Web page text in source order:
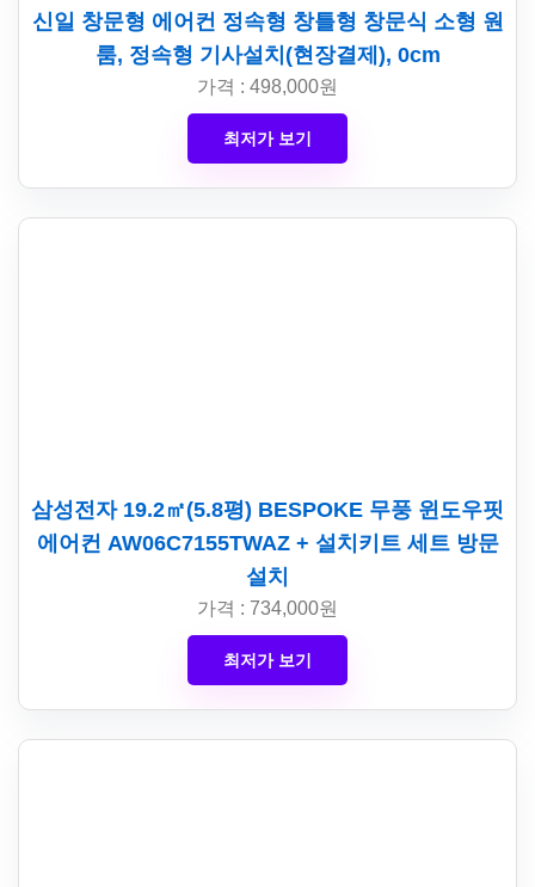
신일 창문형 에어컨 정속형 창틀형 창문식 소형 원
룸, 정속형 기사설치(현장결제), 0cm
가격 : 498,000원
최저가 보기
삼성전자 19.2㎡(5.8평) BESPOKE 무풍 윈도우핏
에어컨 AW06C7155TWAZ + 설치키트 세트 방문
설치
가격 : 734,000원
최저가 보기